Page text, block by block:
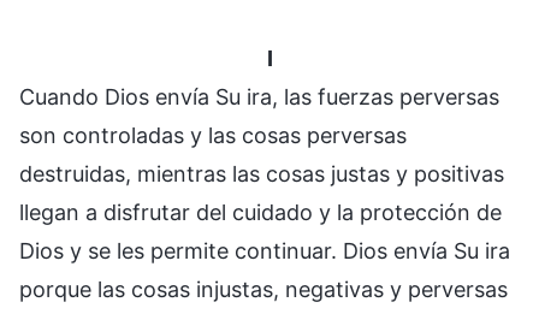
I
Cuando Dios envía Su ira, las fuerzas perversas
son controladas y las cosas perversas
destruidas, mientras las cosas justas y positivas
llegan a disfrutar del cuidado y la protección de
Dios y se les permite continuar. Dios envía Su ira
porque las cosas injustas, negativas y perversas